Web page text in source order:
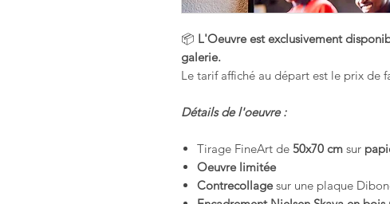
📦 L'Oeuvre est exclusivement
galerie.
Le tarif affiché au départ est le prix de
Détails de l'oeuvre :
Tirage FineArt de 50x70 cm sur
Oeuvre limitée
Contrecollagesur une plaque